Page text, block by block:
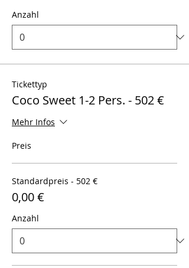
Anzahl
Tickettyp
Coco Sweet 1-2 Pers. - 502 €
Mehr Infos
Preis
Standardpreis - 502 €
0,00 €
Anzahl